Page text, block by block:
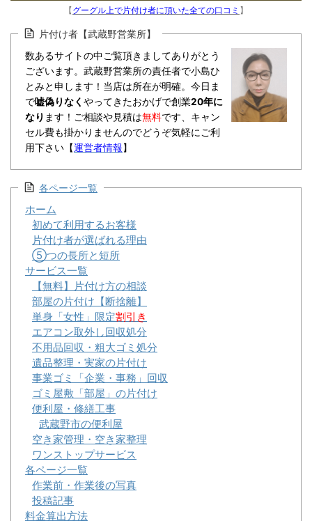
【グーグル上で片付け者に頂いた全ての口コミ 】
片付け者【武蔵野営業所】
数あるサイトの中ご覧頂きましてありがとう
ございます。武蔵野営業所の責任者で小島ひ
とみと申します！当店は所在が明確。今日ま
で嘘偽りなく やってきたおかげで創業20年に
なり ます！ご相談や見積は無料です、キャン
セル費も掛かりませんのでどうぞ気軽にご利
用下さい【運営者情報】
各ページ一覧
ホーム
初めて利用するお客様
片付け者が選ばれる理由
⑤つの長所と短所
サービス一覧
【無料】片付け方の相談
部屋の片付け【断捨離】
単身「女性」限定割引き
エアコン取外し回収処分
不用品回収・粗大ゴミ処分
遺品整理・実家の片付け
事業ゴミ「企業・事務」回収
ゴミ屋敷「部屋」の片付け
便利屋・修繕工事
武蔵野市の便利屋
空き家管理・空き家整理
ワンストップサービス
各ページ一覧
作業前・作業後の写真
投稿記事
料金算出方法